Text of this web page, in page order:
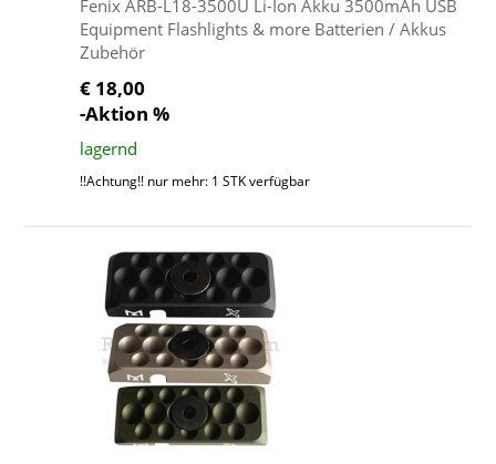
Fenix ARB-L18-3500U Li-Ion Akku 3500mAh USB
Equipment Flashlights & more Batterien / Akkus
Zubehör
€ 18,00
-Aktion %
lagernd
!!Achtung!! nur mehr: 1 STK verfügbar